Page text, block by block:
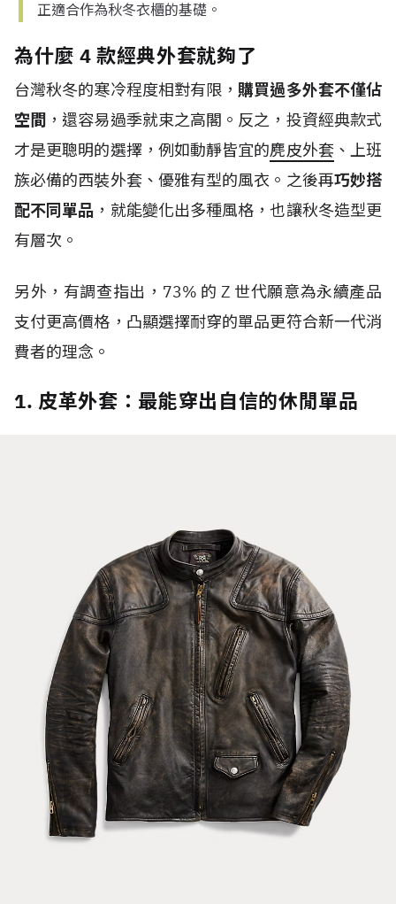
正適合作為秋冬衣櫃的基礎。
為什麼 4 款經典外套就夠了
台灣秋冬的寒冷程度相對有限， 購買過多外套不僅佔
空間 ，還容易過季就束之高閣。反之，投資經典款式
才是更聰明的選擇，例如動靜皆宜的麂皮外套、上班
族必備的西裝外套、優雅有型的風衣。之後再巧妙搭
配不同單品 ，就能變化出多種風格，也讓秋冬造型更
有層次。
另外，有調查指出， 73% 的 Z 世代願意為永續產品
支付更高價格，凸顯選擇耐穿的單品更符合新一代消
費者的理念。
1. 皮革外套：最能穿出自信的休閒單品